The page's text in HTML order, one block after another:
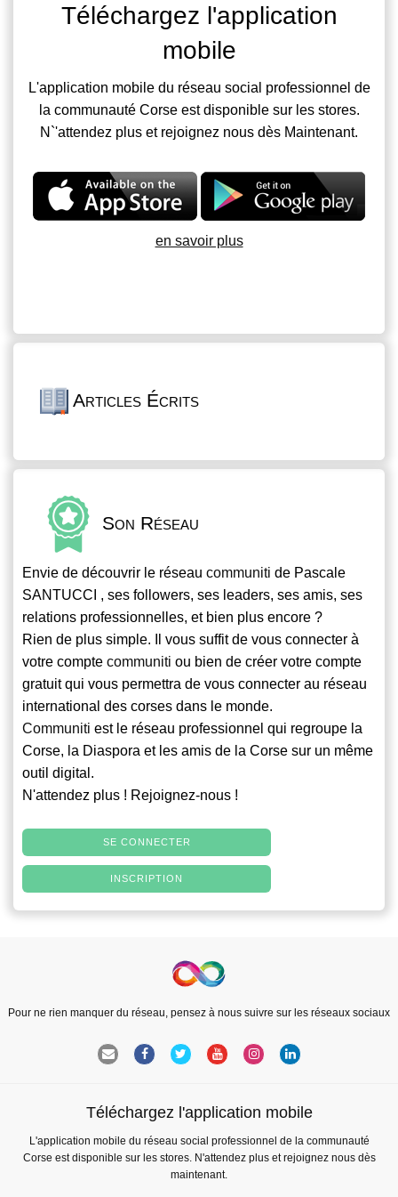
Téléchargez l'application
mobile
L'application mobile du réseau social professionnel de
la communauté Corse est disponible sur les stores.
N`'attendez plus et rejoignez nous dès Maintenant.
en savoir plus
Articles Écrits
Son Réseau
Envie de découvrir le réseau communiti de Pascale
SANTUCCI , ses followers, ses leaders, ses amis, ses
relations professionnelles, et bien plus encore ?
Rien de plus simple. Il vous suffit de vous connecter à
votre compte communiti ou bien de créer votre compte
gratuit qui vous permettra de vous connecter au réseau
international des corses dans le monde.
Communiti est le réseau professionnel qui regroupe la
Corse, la Diaspora et les amis de la Corse sur un même
outil digital.
N'attendez plus ! Rejoignez-nous !
SE CONNECTER
INSCRIPTION
Pour ne rien manquer du réseau, pensez à nous suivre sur les réseaux sociaux
Téléchargez l'application mobile
L'application mobile du réseau social professionnel de la communauté
Corse est disponible sur les stores. N'attendez plus et rejoignez nous dès
maintenant.